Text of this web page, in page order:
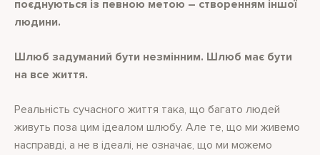
поєднуються із певною метою ― створенням іншої
людини.
Шлюб задуманий бути незмінним. Шлюб має бути
на все життя.
Реальність сучасного життя така, що багато людей
живуть поза цим ідеалом шлюбу. Але те, що ми живемо
насправді, а не в ідеалі, не означає, що ми можемо